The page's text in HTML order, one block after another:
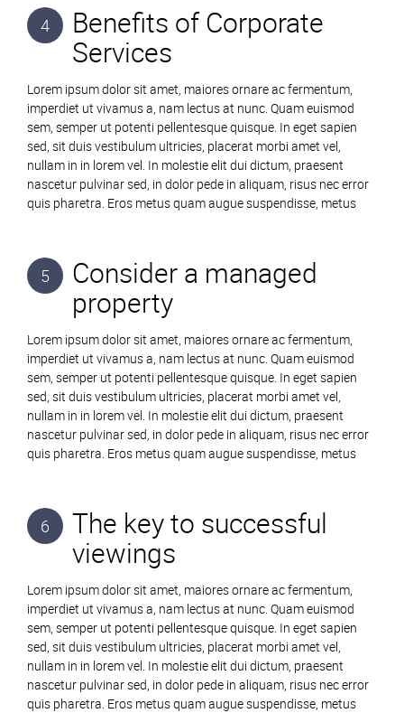
4
Benefits of Corporate
Services
Lorem ipsum dolor sit amet, maiores ornare ac fermentum,
imperdiet ut vivamus a, nam lectus at nunc. Quam euismod
sem, semper ut potenti pellentesque quisque. In eget sapien
sed, sit duis vestibulum ultricies, placerat morbi amet vel,
nullam in in lorem vel. In molestie elit dui dictum, praesent
nascetur pulvinar sed, in dolor pede in aliquam, risus nec error
quis pharetra. Eros metus quam augue suspendisse, metus
5
Consider a managed
property
Lorem ipsum dolor sit amet, maiores ornare ac fermentum,
imperdiet ut vivamus a, nam lectus at nunc. Quam euismod
sem, semper ut potenti pellentesque quisque. In eget sapien
sed, sit duis vestibulum ultricies, placerat morbi amet vel,
nullam in in lorem vel. In molestie elit dui dictum, praesent
nascetur pulvinar sed, in dolor pede in aliquam, risus nec error
quis pharetra. Eros metus quam augue suspendisse, metus
6
The key to successful
viewings
Lorem ipsum dolor sit amet, maiores ornare ac fermentum,
imperdiet ut vivamus a, nam lectus at nunc. Quam euismod
sem, semper ut potenti pellentesque quisque. In eget sapien
sed, sit duis vestibulum ultricies, placerat morbi amet vel,
nullam in in lorem vel. In molestie elit dui dictum, praesent
nascetur pulvinar sed, in dolor pede in aliquam, risus nec error
quis pharetra. Eros metus quam augue suspendisse, metus